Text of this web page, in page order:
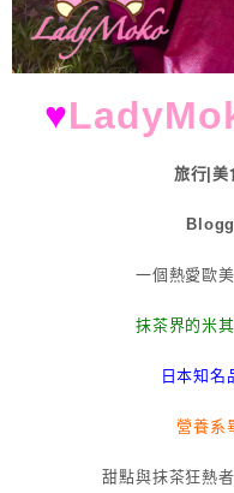
♥
旅行|美
一個熱愛歐
抹茶界的米
日本知名
營養系
甜點與抹茶狂熱